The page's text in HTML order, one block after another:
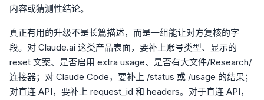
内容或猜测性结论。
真正有用的升级不是长篇描述，而是一组能让对方复核的字
段。对 Claude.ai 这类产品表面，要补上账号类型、显示的
reset 文案、是否启用 extra usage、是否有大文件/Research/
连接器；对 Claude Code，要补上 /status 或 /usage 的结果；
对直连 API，要补上 request_id 和 headers。对于直连 API，